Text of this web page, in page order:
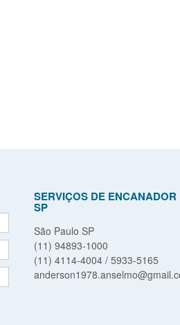
SERVIÇOS DE ENCANADOR
SP
São Paulo SP
(11) 94893-1000
(11) 4114-4004 / 5933-5165